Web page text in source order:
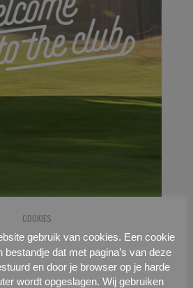
COOKIES
gebruik van cookies. Een cookie
bestandje dat met pagina’s van deze
en door je browser op je harde
wordt opgeslagen. Wij gebruiken